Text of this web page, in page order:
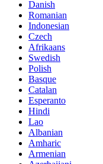
Danish
Romanian
Indonesian
Czech
Afrikaans
Swedish
Polish
Basque
Catalan
Esperanto
Hindi
Lao
Albanian
Amharic
Armenian